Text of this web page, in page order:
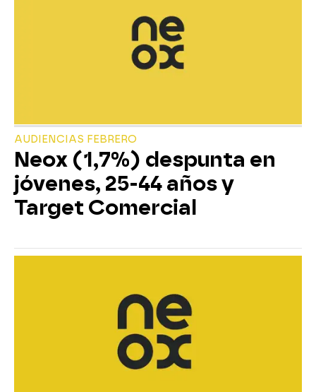
AUDIENCIAS FEBRERO
Neox (1,7%) despunta en
jóvenes, 25-44 años y
Target Comercial